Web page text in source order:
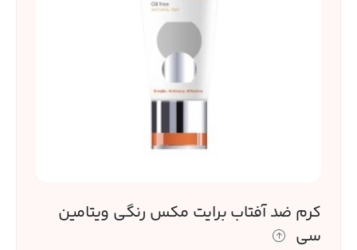
کرم ضد آفتاب برایت مکس رنگی ویتامین
سی